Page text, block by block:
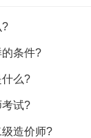
?
条件?
么?
试?
造价师?